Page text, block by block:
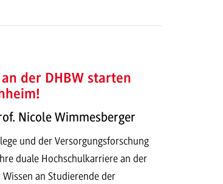
der DHBW starten
Nicole Wimmesberger
und der Versorgungsforschung
duale Hochschulkarriere an der
an Studierende der